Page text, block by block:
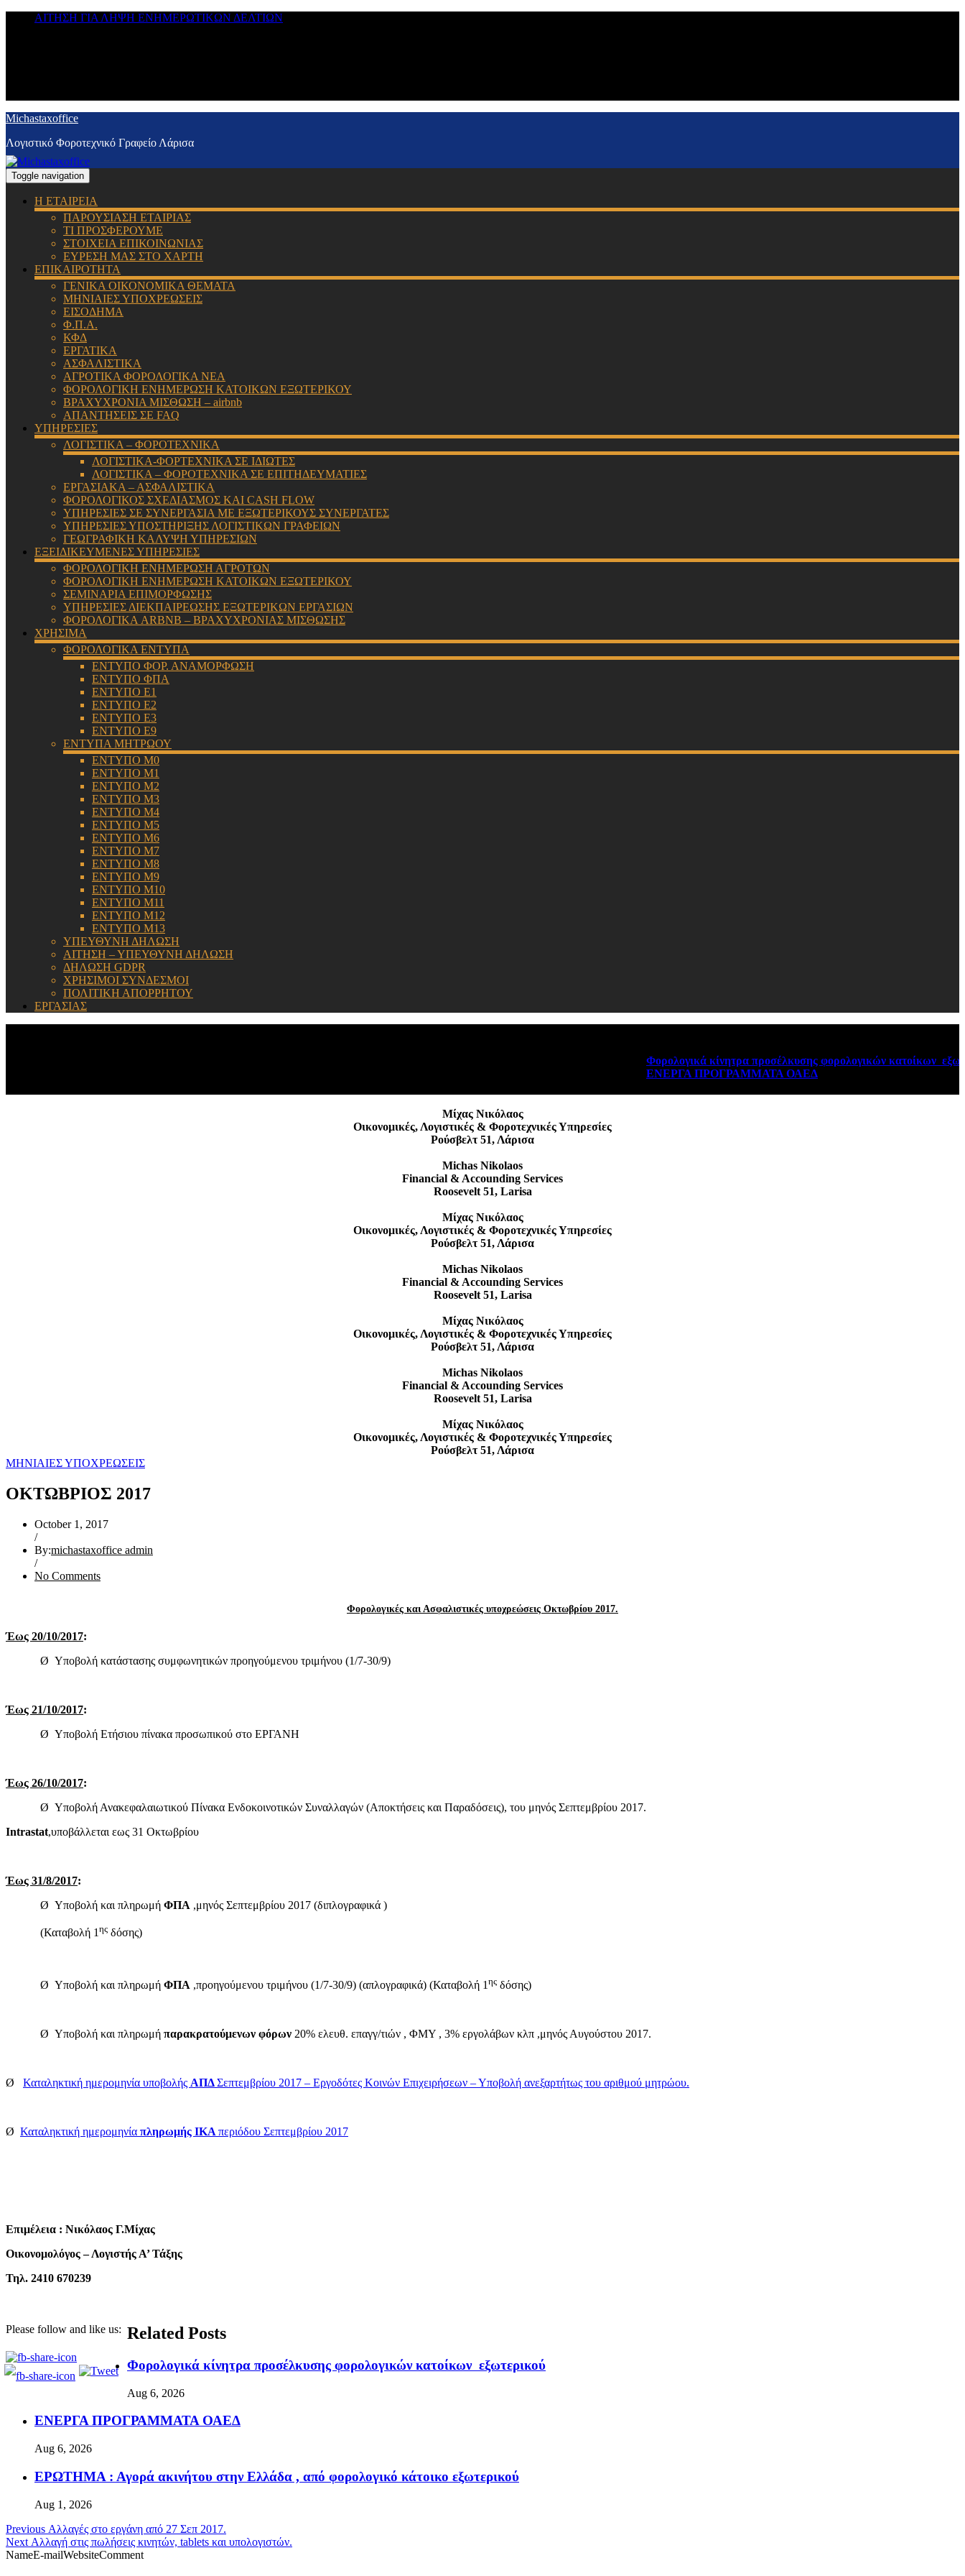
ΑΙΤΗΣΗ ΓΙΑ ΛΗΨΗ ΕΝΗΜΕΡΩΤΙΚΩΝ ΔΕΛΤΙΩΝ
Michastaxoffice
Λογιστικό Φοροτεχνικό Γραφείο Λάρισα
Toggle navigation
Η ΕΤΑΙΡΕΙΑ
ΠΑΡΟΥΣΙΑΣΗ ΕΤΑΙΡΙΑΣ
ΤΙ ΠΡΟΣΦΕΡΟΥΜΕ
ΣΤΟΙΧΕΙΑ ΕΠΙΚΟΙΝΩΝΙΑΣ
ΕΥΡΕΣΗ ΜΑΣ ΣΤΟ ΧΑΡΤΗ
ΕΠΙΚΑΙΡΟΤΗΤΑ
ΓΕΝΙΚΑ ΟΙΚΟΝΟΜΙΚΑ ΘΕΜΑΤΑ
ΜΗΝΙΑΙΕΣ ΥΠΟΧΡΕΩΣΕΙΣ
ΕΙΣΟΔΗΜΑ
Φ.Π.Α.
ΚΦΔ
ΕΡΓΑΤΙΚΑ
ΑΣΦΑΛΙΣΤΙΚΑ
ΑΓΡΟΤΙΚΑ ΦΟΡΟΛΟΓΙΚΑ ΝΕΑ
ΦΟΡΟΛΟΓΙΚΗ ΕΝΗΜΕΡΩΣΗ ΚΑΤΟΙΚΩΝ ΕΞΩΤΕΡΙΚΟΥ
ΒΡΑΧΥΧΡΟΝΙΑ ΜΙΣΘΩΣΗ – airbnb
ΑΠΑΝΤΗΣΕΙΣ ΣΕ FAQ
ΥΠΗΡΕΣΙΕΣ
ΛΟΓΙΣΤΙΚΑ – ΦΟΡΟΤΕΧΝΙΚΑ
ΛΟΓΙΣΤΙΚΑ-ΦΟΡΤΕΧΝΙΚΑ ΣΕ ΙΔΙΩΤΕΣ
ΛΟΓΙΣΤΙΚΑ – ΦΟΡΟΤΕΧΝΙΚΑ ΣΕ ΕΠΙΤΗΔΕΥΜΑΤΙΕΣ
ΕΡΓΑΣΙΑΚΑ – ΑΣΦΑΛΙΣΤΙΚΑ
ΦΟΡΟΛΟΓΙΚΟΣ ΣΧΕΔΙΑΣΜΟΣ ΚΑΙ CASH FLOW
ΥΠΗΡΕΣΙΕΣ ΣΕ ΣΥΝΕΡΓΑΣΙΑ ΜΕ ΕΞΩΤΕΡΙΚΟΥΣ ΣΥΝΕΡΓΑΤΕΣ
ΥΠΗΡΕΣΙΕΣ ΥΠΟΣΤΗΡΙΞΗΣ ΛΟΓΙΣΤΙΚΩΝ ΓΡΑΦΕΙΩΝ
ΓΕΩΓΡΑΦΙΚΗ ΚΑΛΥΨΗ ΥΠΗΡΕΣΙΩΝ
ΕΞΕΙΔΙΚΕΥΜΕΝΕΣ ΥΠΗΡΕΣΙΕΣ
ΦΟΡΟΛΟΓΙΚΗ ΕΝΗΜΕΡΩΣΗ ΑΓΡΟΤΩΝ
ΦΟΡΟΛΟΓΙΚΗ ΕΝΗΜΕΡΩΣΗ ΚΑΤΟΙΚΩΝ ΕΞΩΤΕΡΙΚΟΥ
ΣΕΜΙΝΑΡΙΑ ΕΠΙΜΟΡΦΩΣΗΣ
ΥΠΗΡΕΣΙΕΣ ΔΙΕΚΠΑΙΡΕΩΣΗΣ ΕΞΩΤΕΡΙΚΩΝ ΕΡΓΑΣΙΩΝ
ΦΟΡΟΛΟΓΙΚΑ ARBNB – ΒΡΑΧΥΧΡΟΝΙΑΣ ΜΙΣΘΩΣΗΣ
ΧΡΗΣΙΜΑ
ΦΟΡΟΛΟΓΙΚΑ ΕΝΤΥΠΑ
ΕΝΤΥΠΟ ΦΟΡ. ΑΝΑΜΟΡΦΩΣΗ
ΕΝΤΥΠΟ ΦΠΑ
ΕΝΤΥΠΟ Ε1
ΕΝΤΥΠΟ Ε2
ΕΝΤΥΠΟ Ε3
ΕΝΤΥΠΟ Ε9
ΕΝΤΥΠΑ ΜΗΤΡΩΟΥ
ΕΝΤΥΠΟ Μ0
ΕΝΤΥΠΟ Μ1
ΕΝΤΥΠΟ Μ2
ΕΝΤΥΠΟ Μ3
ΕΝΤΥΠΟ Μ4
ΕΝΤΥΠΟ Μ5
ΕΝΤΥΠΟ Μ6
ΕΝΤΥΠΟ Μ7
ΕΝΤΥΠΟ Μ8
ΕΝΤΥΠΟ Μ9
ΕΝΤΥΠΟ Μ10
ΕΝΤΥΠΟ Μ11
ΕΝΤΥΠΟ Μ12
ΕΝΤΥΠΟ Μ13
ΥΠΕΥΘΥΝΗ ΔΗΛΩΣΗ
ΑΙΤΗΣΗ – ΥΠΕΥΘΥΝΗ ΔΗΛΩΣΗ
ΔΗΛΩΣΗ GDPR
ΧΡΗΣΙΜΟΙ ΣΥΝΔΕΣΜΟΙ
ΠΟΛΙΤΙΚΗ ΑΠΟΡΡΗΤΟΥ
ΕΡΓΑΣΙΑΣ
Φορολογικά κίνητρα προσέλκυσης φορολογικών κατοίκων εξωτερικού
ΕΝΕΡΓΑ ΠΡΟΓΡΑΜΜΑΤΑ ΟΑΕΔ August 6, 2026
Μίχας Νικόλαος
Οικονομικές, Λογιστικές & Φοροτεχνικές Υπηρεσίες
Ρούσβελτ 51, Λάρισα
Michas Nikolaos
Financial & Accounding Services
Roosevelt 51, Larisa
Μίχας Νικόλαος
Οικονομικές, Λογιστικές & Φοροτεχνικές Υπηρεσίες
Ρούσβελτ 51, Λάρισα
Michas Nikolaos
Financial & Accounding Services
Roosevelt 51, Larisa
Μίχας Νικόλαος
Οικονομικές, Λογιστικές & Φοροτεχνικές Υπηρεσίες
Ρούσβελτ 51, Λάρισα
Michas Nikolaos
Financial & Accounding Services
Roosevelt 51, Larisa
Μίχας Νικόλαος
Οικονομικές, Λογιστικές & Φοροτεχνικές Υπηρεσίες
Ρούσβελτ 51, Λάρισα
ΜΗΝΙΑΙΕΣ ΥΠΟΧΡΕΩΣΕΙΣ
ΟΚΤΩΒΡΙΟΣ 2017
October 1, 2017
/
By:michastaxoffice admin
/
No Comments
Φορολογικές και Ασφαλιστικές υποχρεώσεις Οκτωβρίου 2017.
Έως 20/10/2017:
Ø Υποβολή κατάστασης συμφωνητικών προηγούμενου τριμήνου (1/7-30/9)
Έως 21/10/2017:
Ø Υποβολή Ετήσιου πίνακα προσωπικού στο ΕΡΓΑΝΗ
Έως 26/10/2017:
Ø Υποβολή Ανακεφαλαιωτικού Πίνακα Ενδοκοινοτικών Συναλλαγών (Αποκτήσεις και Παραδόσεις), του μηνός Σεπτεμβρίου 2017.
Intrastat,υποβάλλεται εως 31 Οκτωβρίου
Έως 31/8/2017:
Ø Υποβολή και πληρωμή ΦΠΑ ,μηνός Σεπτεμβρίου 2017 (διπλογραφικά )
(Καταβολή 1ης δόσης)
Ø Υποβολή και πληρωμή ΦΠΑ ,προηγούμενου τριμήνου (1/7-30/9) (απλογραφικά) (Καταβολή 1 ης δόσης)
Ø Υποβολή και πληρωμή παρακρατούμενων φόρων 20% ελευθ. επαγγ/τιών , ΦΜΥ , 3% εργολάβων κλπ ,μηνός Αυγούστου 2017.
Ø Καταληκτική ημερομηνία υποβολής ΑΠΔΣεπτεμβρίου 2017 – Εργοδότες Κοινών Επιχειρήσεων – Υποβολή ανεξαρτήτως του αριθμού μητρώου.
Ø Καταληκτική ημερομηνία πληρωμής ΙΚΑ περιόδου Σεπτεμβρίου 2017
Eπιμέλεια : Νικόλαος Γ.Μίχας
Οικονομολόγος – Λογιστής Α’ Τάξης
Τηλ. 2410 670239
Please follow and like us: Related Posts
Φορολογικά κίνητρα προσέλκυσης φορολογικών κατοίκων εξωτερικού
Aug 6, 2026
ΕΝΕΡΓΑ ΠΡΟΓΡΑΜΜΑΤΑ ΟΑΕΔ
Aug 6, 2026
ΕΡΩΤΗΜΑ : Αγορά ακινήτου στην Ελλάδα , από φορολογικό κάτοικο εξωτερικού
Aug 1, 2026
Previous Αλλαγές στο εργάνη από 27 Σεπ 2017.
Next Αλλαγή στις πωλήσεις κινητών, tablets και υπολογιστών.
NameE-mailWebsiteComment